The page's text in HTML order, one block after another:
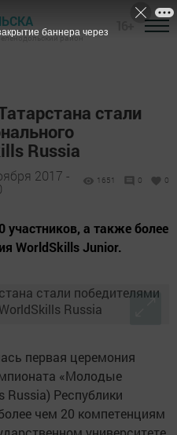
район
стали
Russia
2017 -
1651 0 0
а также более
WorldSkills Junior.
первая церемония
«Молодые
Республики
чем 20 компетенциям
баннера через